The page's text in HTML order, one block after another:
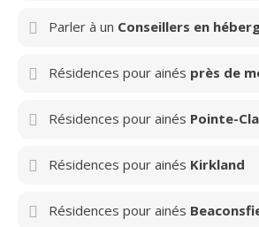
Parler à un Conseillers en
Résidences pour ainés près de
Résidences pour ainés Pointe-
Résidences pour ainés Kirkland
Résidences pour ainés